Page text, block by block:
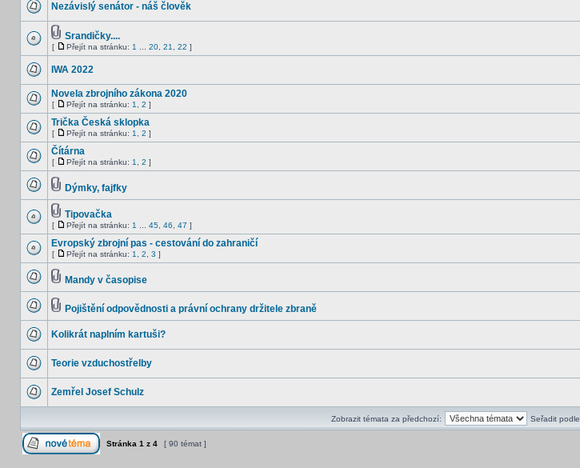
Nezávislý senátor - náš člověk
Srandičky....
[ Přejít na stránku: 1 20 21 22 ]
IWA 2022
Novela zbrojního zákona 2020
[ Přejít na stránku: 1 2 ]
Trička Česká sklopka
[ Přejít na stránku: 1 2 ]
Čítárna
[ Přejít na stránku: 1 2 ]
Dýmky, fajfky
Tipovačka
[ Přejít na stránku: 1 45 46 47 ]
Evropský zbrojní pas - cestování do zahraničí
[ Přejít na stránku: 1 2 3 ]
Mandy v časopise
Pojištění odpovědnosti a právní ochrany držitele zbraně
Kolikrát naplním kartuši?
Teorie vzduchostřelby
Zemřel Josef Schulz
Zobrazit témata za předchozí: Seřadit podle
Stránka 1 z 4 [ 90 témat ]